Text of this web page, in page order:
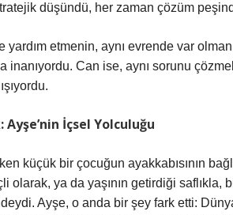
düşündü, her zaman çözüm
etmenin, aynı evrende var
inanıyordu. Can ise, aynı sorunu
İçsel Yolculuğu
küçük bir çocuğun ayakkabısının
olarak, ya da yaşının getirdiği saflıkla,
Ayşe, o anda bir şey fark etti: